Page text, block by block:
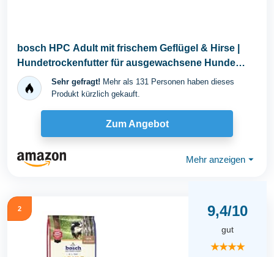
bosch HPC Adult mit frischem Geflügel & Hirse |
Hundetrockenfutter für ausgewachsene Hunde
aller...
Sehr gefragt! Mehr als 131 Personen haben dieses
Produkt kürzlich gekauft.
Zum Angebot
Mehr anzeigen ⏷
2 9,4/10
gut
★★★★